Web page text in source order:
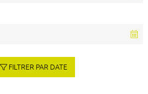
FILTRER PAR DATE